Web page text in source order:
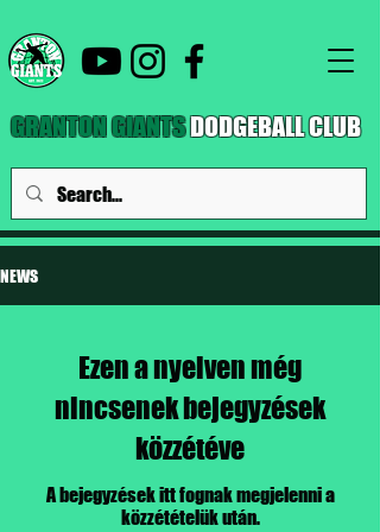
GRANTON GIANTSDODGEBALL CLUB
NEWS
Ezen a nyelven még
nincsenek bejegyzések
közzétéve
A bejegyzések itt fognak megjelenni a
közzétételük után.